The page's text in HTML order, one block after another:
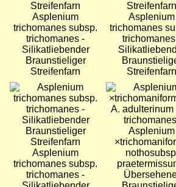
Asplenium
trichomanes subsp.
trichomanes -
Silikatliebender
Braunstieliger
Streifenfarn
Asplenium
trichomanes
Streifenfarn
Bild
Asplenium
trichomanes subsp.
trichomanes -
Bild
Asplenium